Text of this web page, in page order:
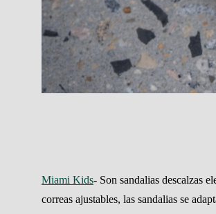
Miami Kids- Son sandalias descalzas
correas ajustables, las sandalias se